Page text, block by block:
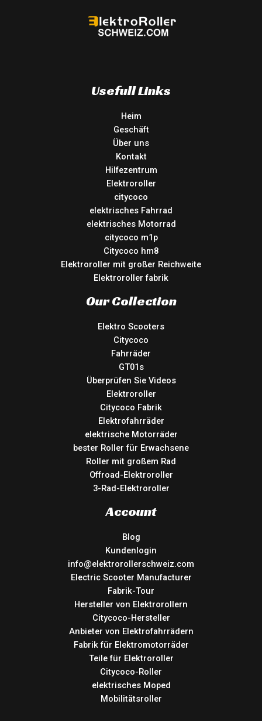
Usefull Links
Heim
Geschäft
Über uns
Kontakt
Hilfezentrum
Elektroroller
citycoco
elektrisches Fahrrad
elektrisches Motorrad
citycoco m1p
Citycoco hm8
Elektroroller mit großer Reichweite
Elektroroller fabrik
Our Collection
Elektro Scooters
Citycoco
Fahrräder
GT01s
Überprüfen Sie Videos
Elektroroller
Citycoco Fabrik
Elektrofahrräder
elektrische Motorräder
bester Roller für Erwachsene
Roller mit großem Rad
Offroad-Elektroroller
3-Rad-Elektroroller
Account
Blog
Kundenlogin
info@elektrorollerschweiz.com
Electric Scooter Manufacturer
Fabrik-Tour
Hersteller von Elektrorollern
Citycoco-Hersteller
Anbieter von Elektrofahrrädern
Fabrik für Elektromotorräder
Teile für Elektroroller
Citycoco-Roller
elektrisches Moped
Mobilitätsroller